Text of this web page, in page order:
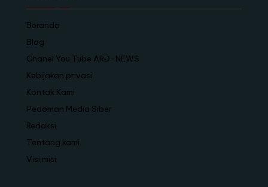
Beranda
Blog
Chanel You Tube ARD-NEWS
Kebijakan privasi
Kontak Kami
Pedoman Media Siber
Redaksi
Tentang kami
Visi misi